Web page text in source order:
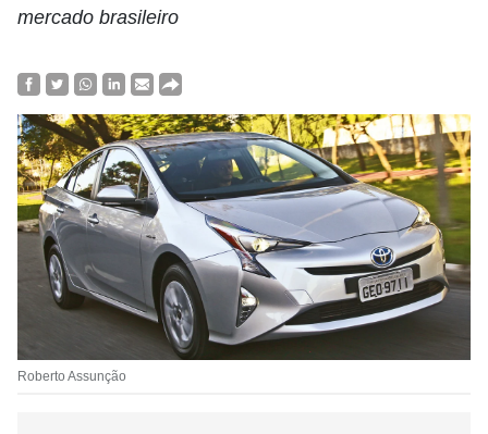
mercado brasileiro
Roberto Assunção